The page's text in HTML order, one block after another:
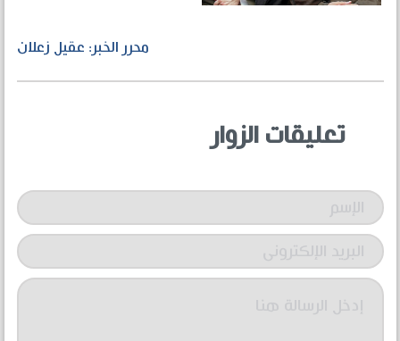
محرر الخبر: عقيل زعلان
تعليقات الزوار